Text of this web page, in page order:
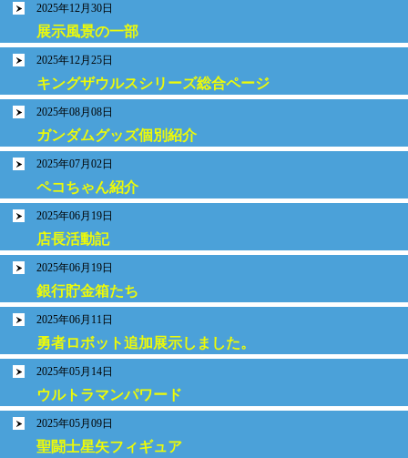
2025年12月30日
展示風景の一部
2025年12月25日
キングザウルスシリーズ総合ページ
2025年08月08日
ガンダムグッズ個別紹介
2025年07月02日
ペコちゃん紹介
2025年06月19日
店長活動記
2025年06月19日
銀行貯金箱たち
2025年06月11日
勇者ロボット追加展示しました。
2025年05月14日
ウルトラマンパワード
2025年05月09日
聖闘士星矢フィギュア